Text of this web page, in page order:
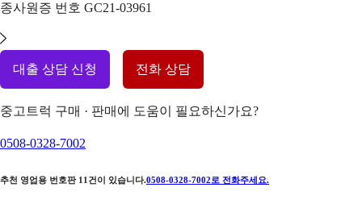
종사원증 번호 GC21-03961
대출 상담 신청 전화 상담
중고트럭 구매 · 판매에 도움이 필요하신가요?
0508-0328-7002
추천 영업용 번호판 11 건이 있습니다.0508-0328-7002 로 전화주세요.